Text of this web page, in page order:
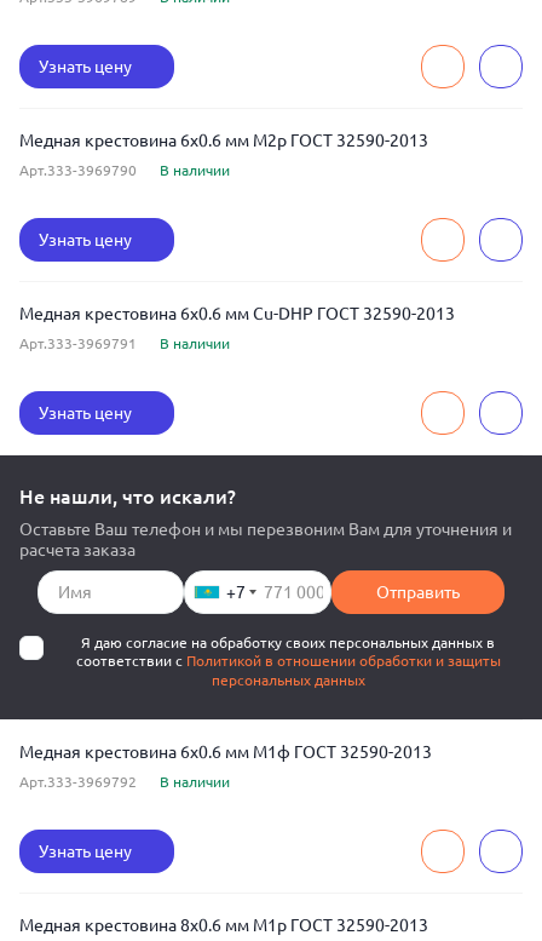
Узнать цену
Медная крестовина 6x0.6 мм М2р ГОСТ 32590-2013
Арт.333-3969790 В наличии
Узнать цену
Медная крестовина 6x0.6 мм Cu-DHP ГОСТ 32590-2013
Арт.333-3969791 В наличии
Узнать цену
Не нашли, что искали?
Оставьте Ваш телефон и мы перезвоним Вам для уточнения и
расчета заказа
+7 Отправить
Я даю согласие на обработку своих персональных данных в
соответствии с Политикой в отношении обработки и защиты
персональных данных
Медная крестовина 6x0.6 мм М1ф ГОСТ 32590-2013
Арт.333-3969792 В наличии
Узнать цену
Медная крестовина 8x0.6 мм М1р ГОСТ 32590-2013